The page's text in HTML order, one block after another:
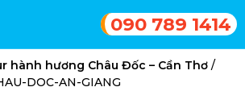
090 789 1414
hành hương Châu Đốc – Cần Thơ /
DOC-AN-GIANG